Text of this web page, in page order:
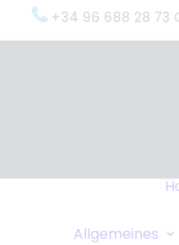
+34 96 688 28 73
Allgemeines